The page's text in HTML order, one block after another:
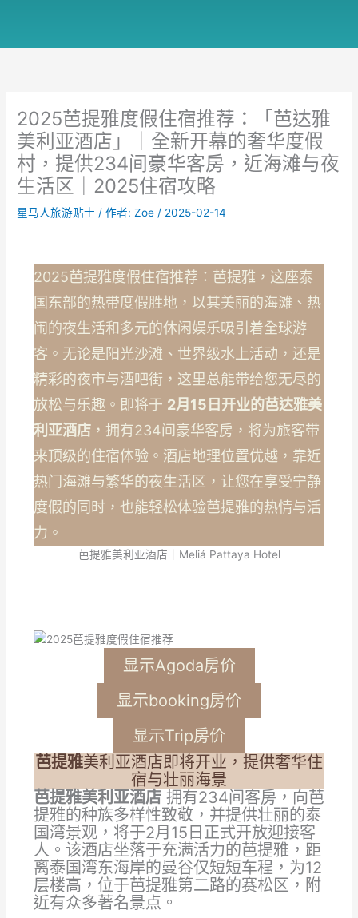
2025芭提雅度假住宿推荐：「芭达雅
美利亚酒店」｜全新开幕的奢华度假
村，提供234间豪华客房，近海滩与夜
生活区｜2025住宿攻略
星马人旅游贴士 / 作者:Zoe / 2025-02-14
2025芭提雅度假住宿推荐：芭提雅，这座泰
国东部的热带度假胜地，以其美丽的海滩、热
闹的夜生活和多元的休闲娱乐吸引着全球游
客。无论是阳光沙滩、世界级水上活动，还是
精彩的夜市与酒吧街，这里总能带给您无尽的
放松与乐趣。即将于 2月15日开业的芭达雅美
利亚酒店，拥有234间豪华客房，将为旅客带
来顶级的住宿体验。酒店地理位置优越，靠近
热门海滩与繁华的夜生活区，让您在享受宁静
度假的同时，也能轻松体验芭提雅的热情与活
力。
芭提雅美利亚酒店｜Meliá Pattaya Hotel
显示Agoda房价
显示booking房价
显示Trip房价
芭提雅美利亚酒店即将开业，提供奢华住
宿与壮丽海景
芭提雅美利亚酒店拥有234间客房，向芭
提雅的种族多样性致敬，并提供壮丽的泰
国湾景观，将于2月15日正式开放迎接客
人。该酒店坐落于充满活力的芭提雅，距
离泰国湾东海岸的曼谷仅短短车程，为12
层楼高，位于芭提雅第二路的赛松区，附
近有众多著名景点。